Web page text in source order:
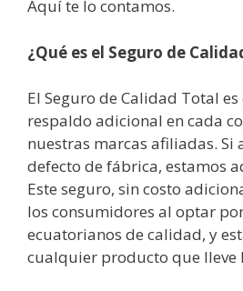
Aquí te lo contamos.
¿Qué es el Seguro de
El Seguro de Calidad Total
respaldo adicional en cada
nuestras marcas afiliadas. Si
defecto de fábrica, estamos
Este seguro, sin costo
los consumidores al optar
ecuatorianos de calidad, y
cualquier producto que lleve